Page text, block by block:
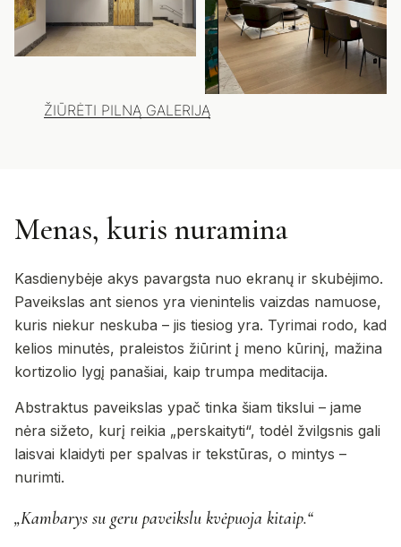
ŽIŪRĖTI PILNĄ GALERIJĄ
Menas, kuris nuramina
Kasdienybėje akys pavargsta nuo ekranų ir skubėjimo.
Paveikslas ant sienos yra vienintelis vaizdas namuose,
kuris niekur neskuba – jis tiesiog yra. Tyrimai rodo, kad
kelios minutės, praleistos žiūrint į meno kūrinį, mažina
kortizolio lygį panašiai, kaip trumpa meditacija.
Abstraktus paveikslas ypač tinka šiam tikslui – jame
nėra sižeto, kurį reikia „perskaityti“, todėl žvilgsnis gali
laisvai klaidyti per spalvas ir tekstūras, o mintys –
nurimti.
„Kambarys su geru paveikslu kvėpuoja kitaip.“